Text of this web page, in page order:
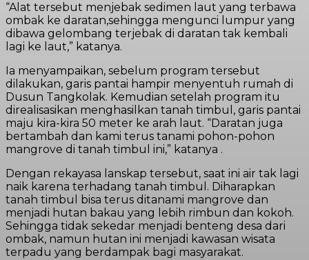
“Alat tersebut menjebak sedimen laut yang terbawa
ombak ke daratan,sehingga mengunci lumpur yang
dibawa gelombang terjebak di daratan tak kembali
lagi ke laut,” katanya.
Ia menyampaikan, sebelum program tersebut
dilakukan, garis pantai hampir menyentuh rumah di
Dusun Tangkolak. Kemudian setelah program itu
direalisasikan menghasilkan tanah timbul, garis pantai
maju kira-kira 50 meter ke arah laut. “Daratan juga
bertambah dan kami terus tanami pohon-pohon
mangrove di tanah timbul ini,” katanya .
Dengan rekayasa lanskap tersebut, saat ini air tak lagi
naik karena terhadang tanah timbul. Diharapkan
tanah timbul bisa terus ditanami mangrove dan
menjadi hutan bakau yang lebih rimbun dan kokoh.
Sehingga tidak sekedar menjadi benteng desa dari
ombak, namun hutan ini menjadi kawasan wisata
terpadu yang berdampak bagi masyarakat.